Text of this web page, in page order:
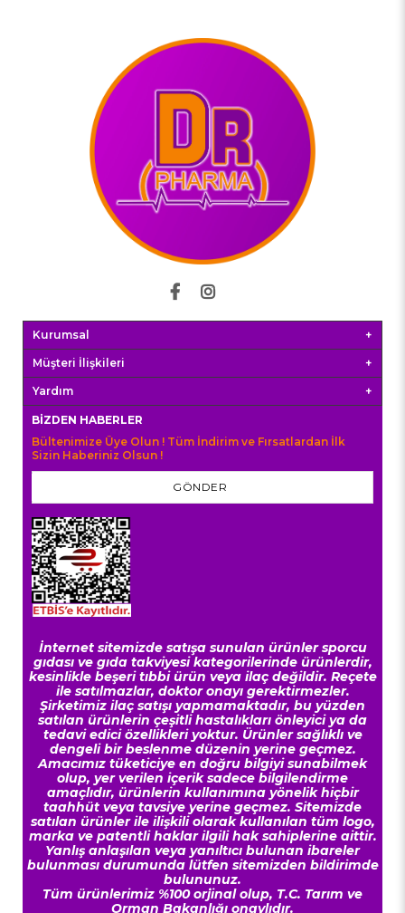
Kurumsal
Müşteri İlişkileri
Yardım
BIZDEN HABERLER
Bültenimize Üye Olun ! Tüm İndirim ve Fırsatlardan İlk
Sizin Haberiniz Olsun !
GÖNDER
İnternet sitemizde satışa sunulan ürünler sporcu
gıdası ve gıda takviyesi kategorilerinde ürünlerdir,
kesinlikle beşeri tıbbi ürün veya ilaç değildir. Reçete
ile satılmazlar, doktor onayı gerektirmezler.
Şirketimiz ilaç satışı yapmamaktadır, bu yüzden
satılan ürünlerin çeşitli hastalıkları önleyici ya da
tedavi edici özellikleri yoktur. Ürünler sağlıklı ve
dengeli bir beslenme düzenin yerine geçmez.
Amacımız tüketiciye en doğru bilgiyi sunabilmek
olup, yer verilen içerik sadece bilgilendirme
amaçlıdır, ürünlerin kullanımına yönelik hiçbir
taahhüt veya tavsiye yerine geçmez. Sitemizde
satılan ürünler ile ilişkili olarak kullanılan tüm logo,
marka ve patentli haklar ilgili hak sahiplerine aittir.
Yanlış anlaşılan veya yanıltıcı bulunan ibareler
bulunması durumunda lütfen sitemizden bildirimde
bulununuz.
Tüm ürünlerimiz %100 orjinal olup, T.C. Tarım ve
Orman Bakanlığı onaylıdır.